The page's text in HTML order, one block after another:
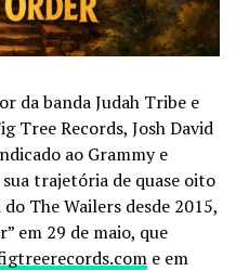
da banda Judah Tribe e
Tree Records, Josh David
ao Grammy e
trajetória de quase oito
The Wailers desde 2015,
em 29 de maio, que
e em